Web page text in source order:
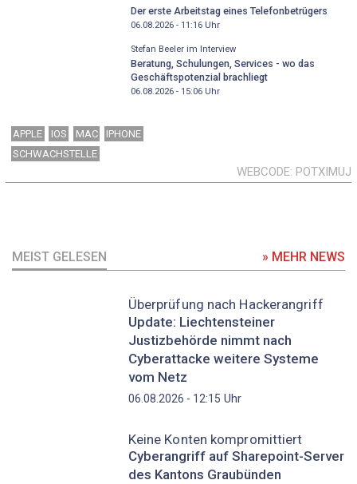
Der erste Arbeitstag eines Telefonbetrügers
06.08.2026 - 11:16Uhr
Stefan Beeler im Interview
Beratung, Schulungen, Services - wo das
Geschäftspotenzial brachliegt
06.08.2026 - 15:06Uhr
APPLE IOS MAC
IPHONE
SCHWACHSTELLE
WEBCODE POTXIMUJ
MEIST GELESEN » MEHR NEWS
Überprüfung nach Hackerangriff
Update: Liechtensteiner
Justizbehörde nimmt nach
Cyberattacke weitere Systeme
vom Netz
06.08.2026 - 12:15 Uhr
Keine Konten kompromittiert
Cyberangriff auf Sharepoint-Server
des Kantons Graubünden